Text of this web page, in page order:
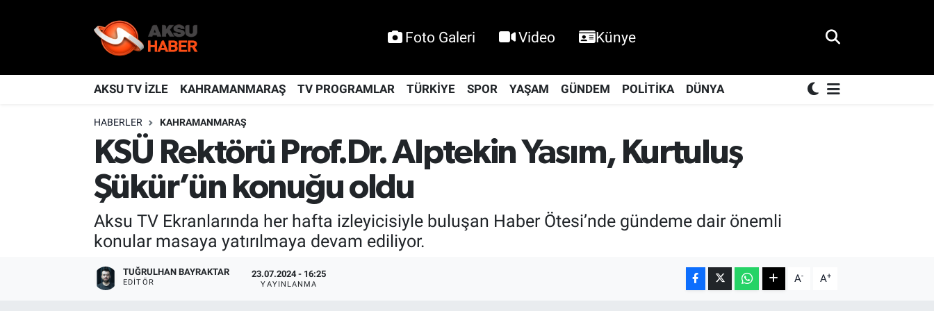
Foto Galeri Video Künye
AKSU TV İZLE KAHRAMANMARAŞ TV PROGRAMLAR TÜRKİYE SPOR YAŞAM GÜNDEM POLİTİKA DÜNYA
HABERLER KAHRAMANMARAŞ
KSÜ Rektörü Prof.Dr. Alptekin Yasım, Kurtuluş
Şükür’ün konuğu oldu
Aksu TV Ekranlarında her hafta izleyicisiyle buluşan Haber Ötesi’nde gündeme dair önemli
konular masaya yatırılmaya devam ediliyor.
TUĞRULHAN BAYRAKTAR
EDITÖR
23.07.2024 - 16:25
YAYINLANMA A- A+
KAHRAMANMARAŞ
Nöbetçi Eczaneler
Hava Durumu
Kahramanmaraş Namaz Vakitleri
Trafik Durumu
TFF 2.Lig Kırmızı Grup Puan Durumu ve Fikstür
Tüm Manşetler
Son Dakika Haberleri